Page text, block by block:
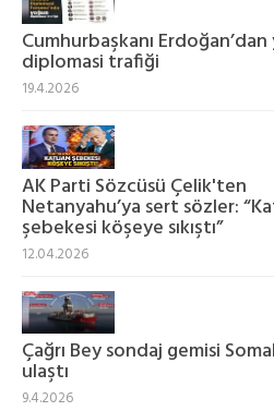
Cumhurbaşkanı
diplomasi trafiği
19.4.2026
AK Parti Sözcüsü Çelik'ten
Netanyahu’ya sert sözler:
şebekesi köşeye sıkıştı”
12.04.2026
Çağrı Bey sondaj gemisi
ulaştı
9.4.2026